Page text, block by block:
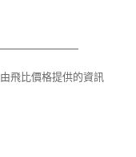
由飛比價格提供的資訊